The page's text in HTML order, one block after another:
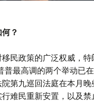
？
民政策的广泛权威，
普最高调的两个举动已
第九巡回法庭在本月
难民重新安置，以及